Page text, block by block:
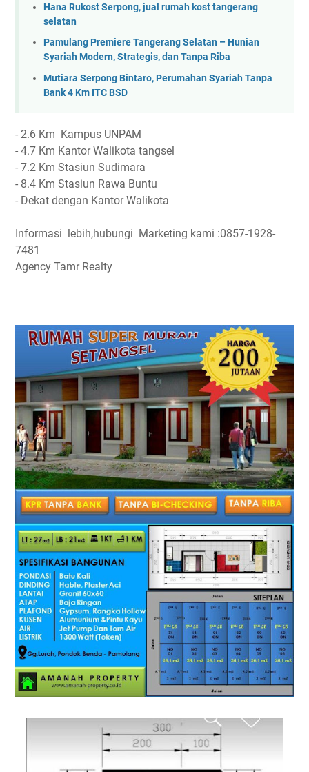
Hana Rukost Serpong, jual rumah kost tangerang
selatan
Pamulang Premiere Tangerang Selatan – Hunian
Syariah Modern, Strategis, dan Tanpa Riba
Mutiara Serpong Bintaro, Perumahan Syariah Tanpa
Bank 4 Km ITC BSD
- 2.6 Km Kampus UNPAM
- 4.7 Km Kantor Walikota tangsel
- 7.2 Km Stasiun Sudimara
- 8.4 Km Stasiun Rawa Buntu
- Dekat dengan Kantor Walikota
Informasi lebih,hubungi Marketing kami :0857-1928-
7481
Agency Tamr Realty